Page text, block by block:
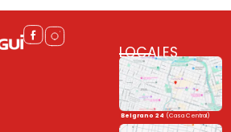
LOCALES
Belgrano 24 (Casa Central)